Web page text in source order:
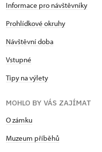
Informace pro návštěvníky
Prohlídkové okruhy
Návštěvní doba
Vstupné
Tipy na výlety
MOHLO BY VÁS ZAJÍMAT
O zámku
Muzeum příběhů